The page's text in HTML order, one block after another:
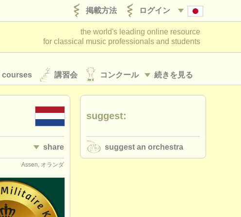
ログイン
掲載方法
the world's leading online resource
for classical music professionals and students
続きを見る
courses 講習会 コンクール
share
Assen, オランダ
suggest:
suggest an orchestra